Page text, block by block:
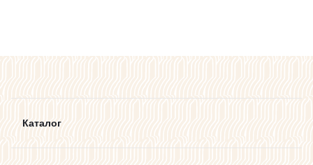
Каталог